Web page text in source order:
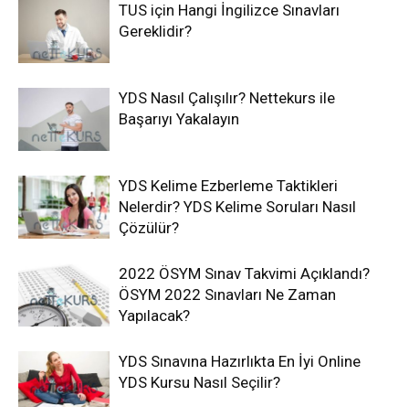
TUS için Hangi İngilizce Sınavları
Gereklidir?
YDS Nasıl Çalışılır? Nettekurs ile
Başarıyı Yakalayın
YDS Kelime Ezberleme Taktikleri
Nelerdir? YDS Kelime Soruları Nasıl
Çözülür?
2022 ÖSYM Sınav Takvimi Açıklandı?
ÖSYM 2022 Sınavları Ne Zaman
Yapılacak?
YDS Sınavına Hazırlıkta En İyi Online
YDS Kursu Nasıl Seçilir?